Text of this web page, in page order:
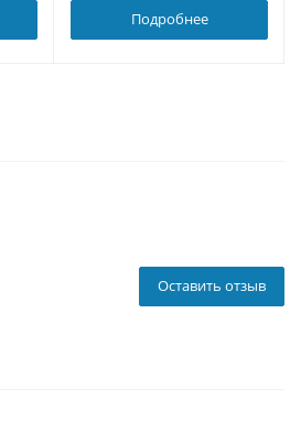
Подробнее
Оставить отзыв